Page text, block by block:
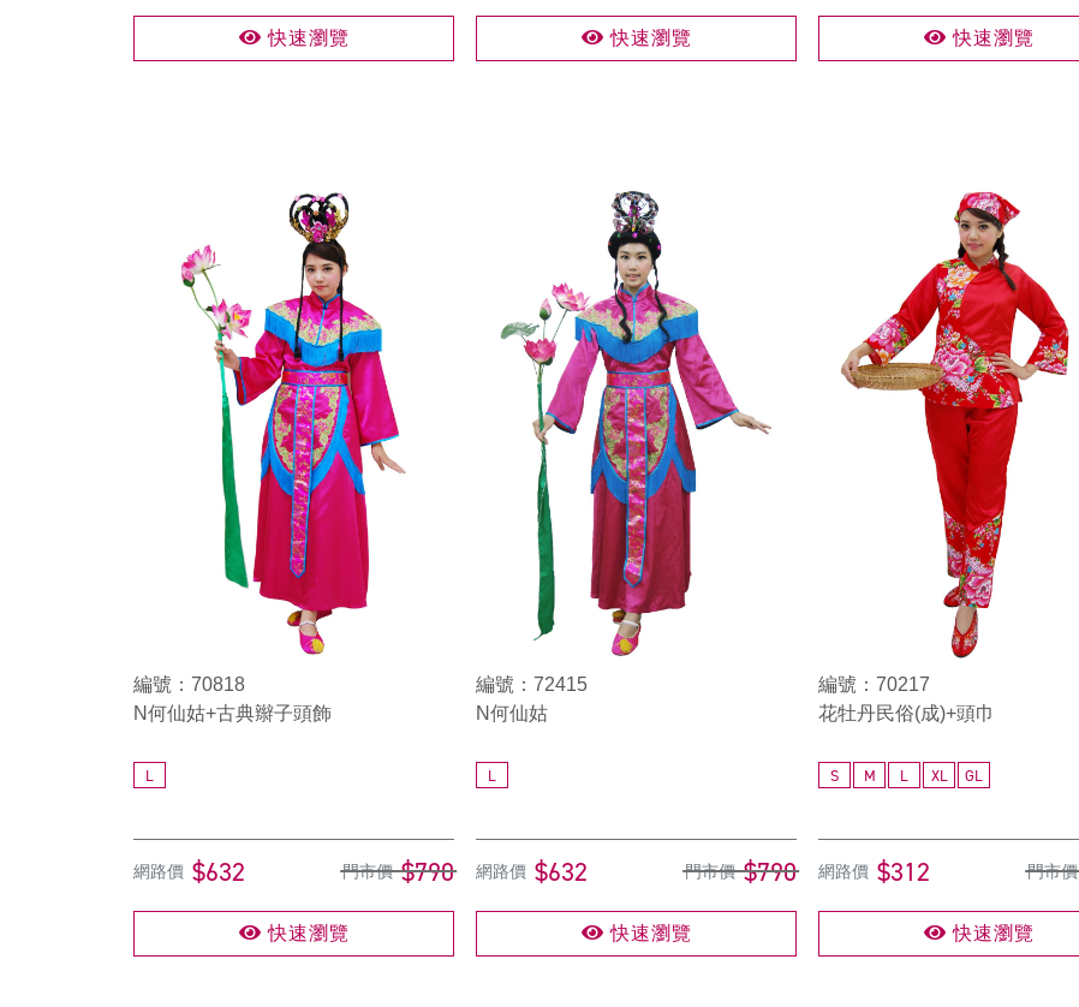
快速瀏覽 快速瀏覽 快速瀏覽
編號：70818
N何仙姑+古典辮子頭飾
L
網路價 $632 門市價 $790
快速瀏覽
編號：72415
N何仙姑
L
網路價 $632 門市價 $790
快速瀏覽
編號：70217
花牡丹民俗(成)+頭巾
S M L XL GL
網路價 $312 門市價
快速瀏覽